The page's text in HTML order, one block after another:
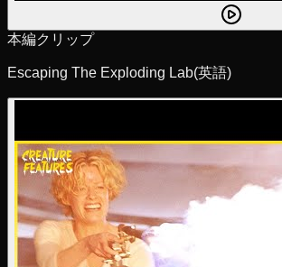
本編クリップ
Escaping The Exploding Lab(英語)